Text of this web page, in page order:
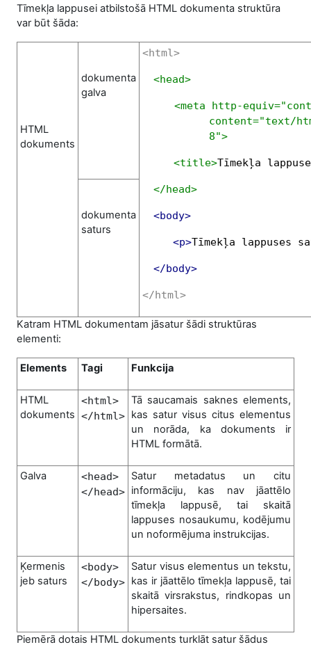
Tīmekļa lappusei atbilstošā HTML dokumenta struktūra
var būt šāda:
HTML
dokuments
dokumenta
galva
<html>
<head>
<meta http-
content="text/
8">
<title>Tīmekļa lappuse
</head>
<body>
<p>Tīmekļa lappuses
</body>
</html>
dokumenta
saturs
Katram HTML dokumentam jāsatur šādi struktūras
elementi:
Elements Tagi Funkcija
HTML
dokuments
<html>
</html>
Tā saucamais saknes elements,
kas satur visus citus elementus
un norāda, ka dokuments ir
HTML formātā.
Galva
<head>
</head>
Satur metadatus un citu
informāciju, kas nav jāattēlo
tīmekļa lappusē, tai skaitā
lappuses nosaukumu, kodējumu
un noformējuma instrukcijas.
Ķermenis
jeb saturs
<body>
</body>
Satur visus elementus un tekstu,
kas ir jāattēlo tīmekļa lappusē, tai
skaitā virsrakstus, rindkopas un
hipersaites.
Piemērā dotais HTML dokuments turklāt satur šādus